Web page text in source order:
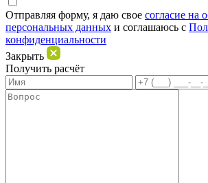
Отправляя форму, я даю свое согласие на
персональных данных и соглашаюсь c
конфиденциальности
Закрыть
Получить расчёт